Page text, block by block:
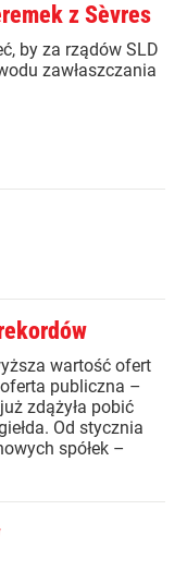
z Sèvres
by za rządów SLD
zawłaszczania
wartość ofert
publiczna –
zdążyła pobić
Od stycznia
spółek –